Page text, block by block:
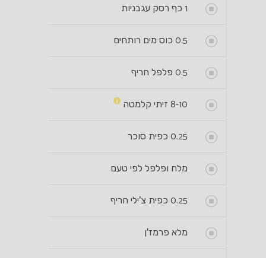
1 כף רסק עגבניות
0.5 כוס מים רותחים
0.5 פלפל חריף
8-10 זיתי קלמטה
0.25 כפית סוכר
מלח ופלפל לפי טעם
0.25 כפית צ'ילי חריף
מלא פרמז'ן